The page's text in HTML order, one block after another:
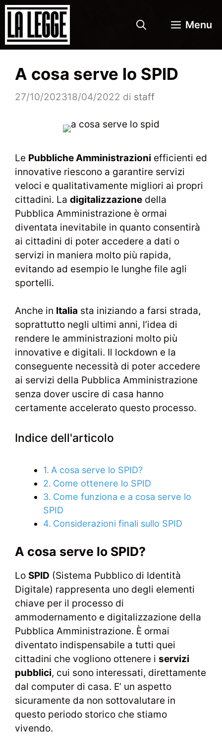
Vai
contenuto
Menu
A cosa serve lo SPID
27/10/202318/04/2022 di staff
Le Pubbliche Amministrazioni efficienti ed
innovative riescono a garantire servizi
veloci e qualitativamente migliori ai propri
cittadini. La digitalizzazione della
Pubblica Amministrazione è ormai
diventata inevitabile in quanto consentirà
ai cittadini di poter accedere a dati o
servizi in maniera molto più rapida,
evitando ad esempio le lunghe file agli
sportelli.
Anche in Italia sta iniziando a farsi strada,
soprattutto negli ultimi anni, l’idea di
rendere le amministrazioni molto più
innovative e digitali. Il lockdown e la
conseguente necessità di poter accedere
ai servizi della Pubblica Amministrazione
senza dover uscire di casa hanno
certamente accelerato questo processo.
Indice dell'articolo
A cosa serve lo SPID?
Come ottenere lo SPID
Come funziona e a cosa serve lo
SPID
Considerazioni finali sullo SPID
A cosa serve lo SPID?
Lo SPID (Sistema Pubblico di Identità
Digitale) rappresenta uno degli elementi
chiave per il processo di
ammodernamento e digitalizzazione della
Pubblica Amministrazione. È ormai
diventato indispensabile a tutti quei
cittadini che vogliono ottenere i servizi
pubblici, cui sono interessati, direttamente
dal computer di casa. E’ un aspetto
sicuramente da non sottovalutare in
questo periodo storico che stiamo
vivendo.